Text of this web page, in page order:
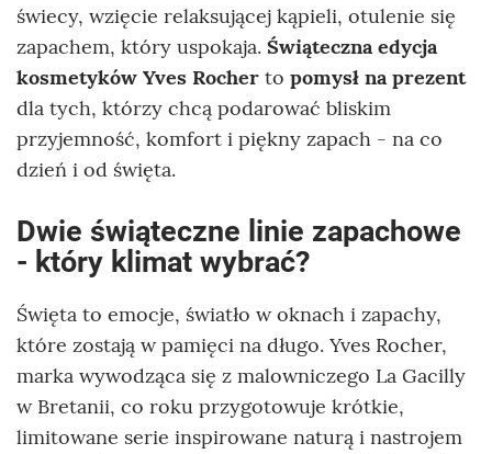
świecy, wzięcie relaksującej kąpieli, otulenie się
zapachem, który uspokaja. Świąteczna edycja
kosmetyków Yves Rocher to pomysł na prezent
dla tych, którzy chcą podarować bliskim
przyjemność, komfort i piękny zapach - na co
dzień i od święta.
Dwie świąteczne linie zapachowe
- który klimat wybrać?
Święta to emocje, światło w oknach i zapachy,
które zostają w pamięci na długo. Yves Rocher,
marka wywodząca się z malowniczego La Gacilly
w Bretanii, co roku przygotowuje krótkie,
limitowane serie inspirowane naturą i nastrojem